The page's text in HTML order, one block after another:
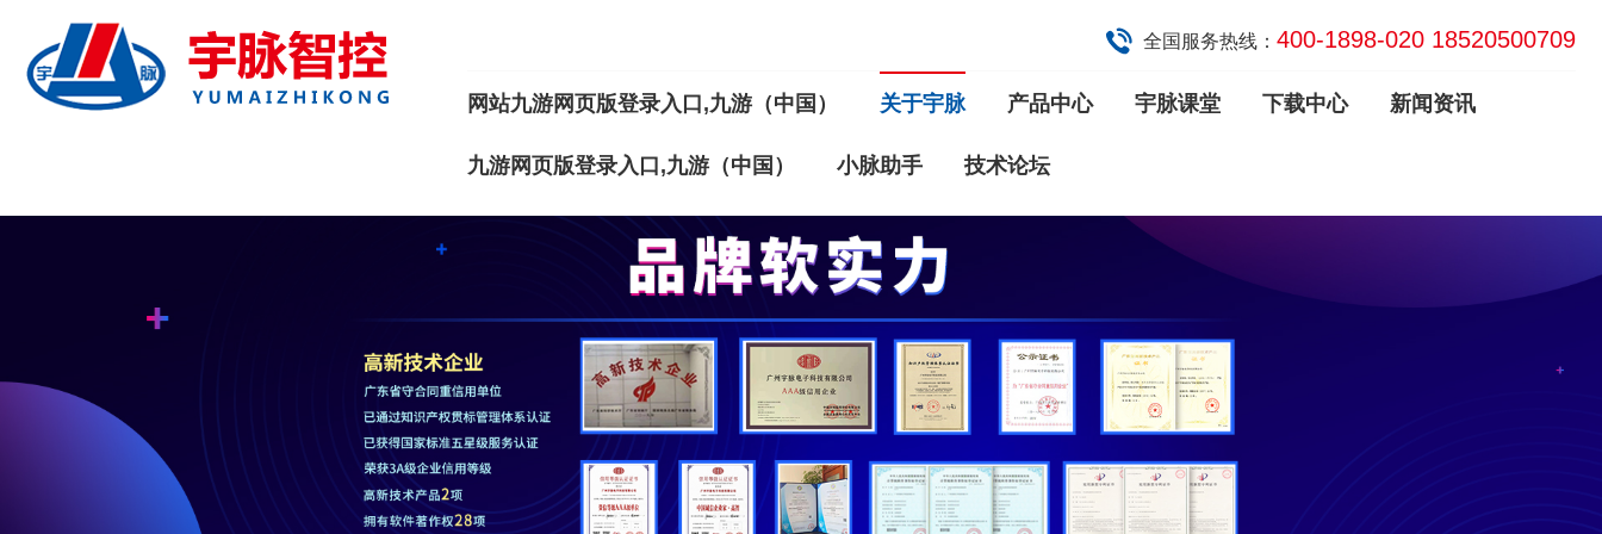
全国服务热线： 400-1898-020 18520500709
网站九游网页版登录入口,九游（中国） 关于宇脉 产品中心 宇脉课堂 下载中心 新闻资讯
九游网页版登录入口,九游（中国） 小脉助手 技术论坛